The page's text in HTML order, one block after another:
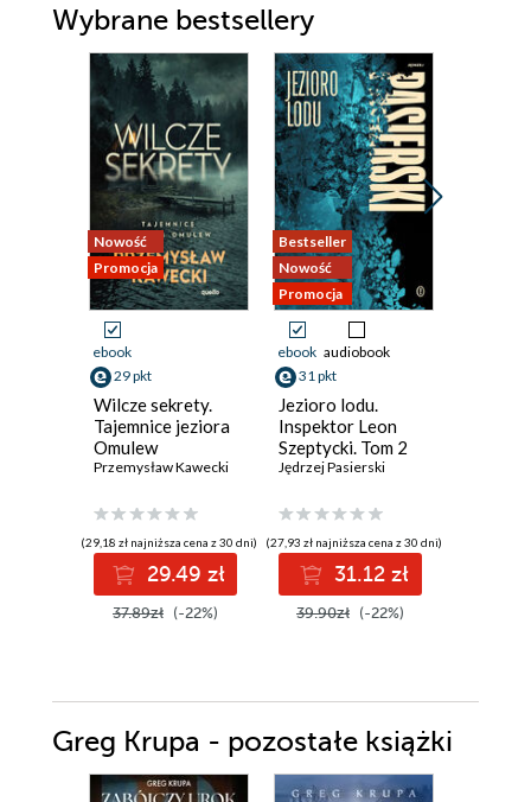
Wybrane bestsellery
Nowość
Promocja
ebook
29 pkt
Wilcze sekrety.
Tajemnice jeziora
Omulew
Przemysław Kawecki
(29,18 zł najniższa cena z 30 dni)
29.49 zł
37.89zł (-22%)
Bestseller
Nowość
Promocja
ebook audiobook
31 pkt
Jezioro lodu.
Inspektor Leon
Szeptycki. Tom 2
Jędrzej Pasierski
(27,93 zł najniższa cena z 30 dni)
31.12 zł
39.90zł (-22%)
Greg Krupa - pozostałe książki